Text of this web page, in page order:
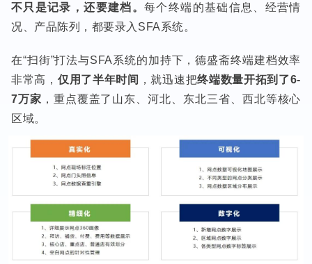
不只是记录，还要建档。每个终端的基础信息、经营情
况、产品陈列，都要录入SFA系统。
在“扫街”打法与SFA系统的加持下，德盛斋终端建档效率
非常高， 仅用了半年时间 ，就迅速把终端数量开拓到了6-
7万家 ，重点覆盖了山东、河北、东北三省、西北等核心
区域。